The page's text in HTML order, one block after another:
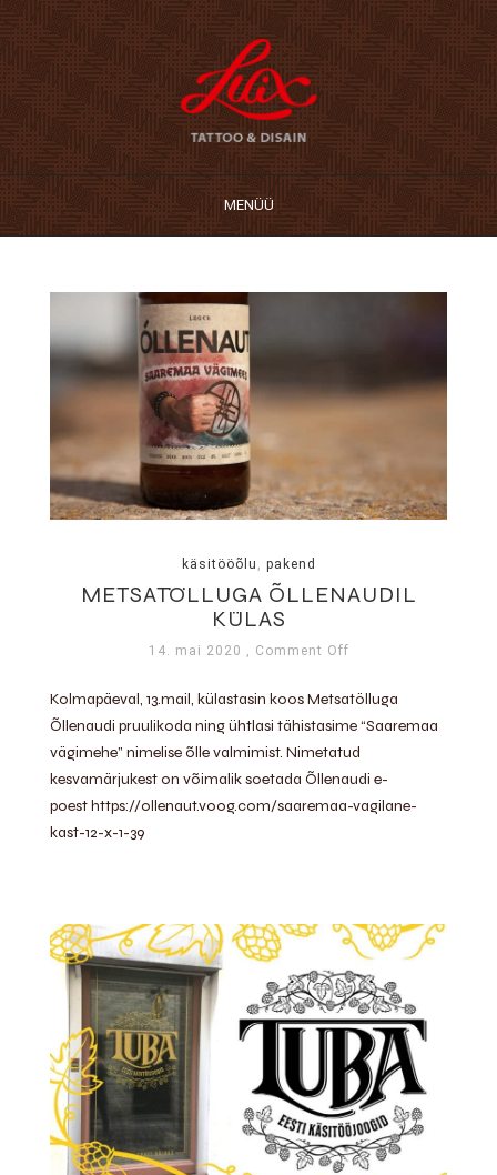
MENÜÜ
käsitööõlu pakend
METSATÖLLUGA ÕLLENAUDIL
KÜLAS
14. mai 2020 , Comment Off
Kolmapäeval, 13.mail, külastasin koos Metsatölluga
Õllenaudi pruulikoda ning ühtlasi tähistasime “Saaremaa
vägimehe” nimelise õlle valmimist. Nimetatud
kesvamärjukest on võimalik soetada Õllenaudi e-
poest https://ollenaut.voog.com/saaremaa-vagilane-
kast-12-x-1-39